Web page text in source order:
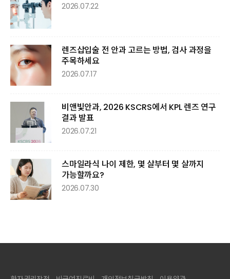
2026.07.22
렌즈삽입술 전 안과 고르는 방법, 검사 과정을
주목하세요
2026.07.17
비앤빛안과, 2026 KSCRS에서 KPL 렌즈 연구
결과 발표
2026.07.21
스마일라식 나이 제한, 몇 살부터 몇 살까지
가능할까요?
2026.07.30